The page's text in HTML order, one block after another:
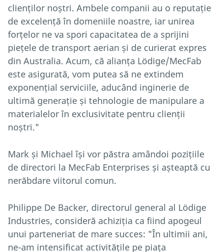
clienților noștri. Ambele companii au o reputație
de excelență în domeniile noastre, iar unirea
forțelor ne va spori capacitatea de a sprijini
piețele de transport aerian și de curierat expres
din Australia. Acum, că alianța Lödige/MecFab
este asigurată, vom putea să ne extindem
exponențial serviciile, aducând inginerie de
ultimă generație și tehnologie de manipulare a
materialelor în exclusivitate pentru clienții
noștri."
Mark și Michael își vor păstra amândoi pozițiile
de directori la MecFab Enterprises și așteaptă cu
nerăbdare viitorul comun.
Philippe De Backer, directorul general al Lödige
Industries, consideră achiziția ca fiind apogeul
unui parteneriat de mare succes: "În ultimii ani,
ne-am intensificat activitățile pe piața